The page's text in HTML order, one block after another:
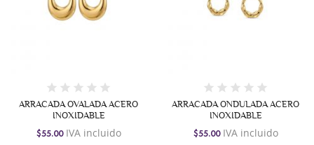
ARRACADA OVALADA ACERO
INOXIDABLE
$55.00IVA incluido
ARRACADA ONDULADA ACERO
INOXIDABLE
$55.00IVA incluido